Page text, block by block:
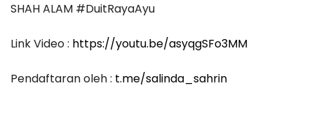
SHAH ALAM #DuitRayaAyu
Link Video : https://youtu.be/asyqgSFo3MM
Pendaftaran oleh : t.me/salinda_sahrin